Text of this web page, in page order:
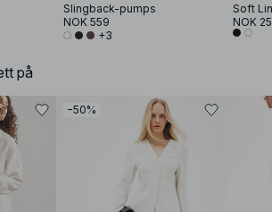
Slingback-pumps
NOK 559
+3
NOK
på
−50%